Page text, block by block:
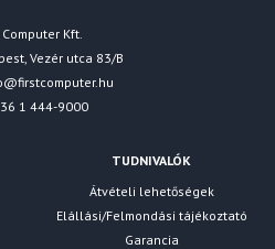
Kft.
Vezér utca 83/B
1 444-9000
TUDNIVALÓK
Átvételi lehetőségek
Elállási/Felmondási tájékoztató
Garancia